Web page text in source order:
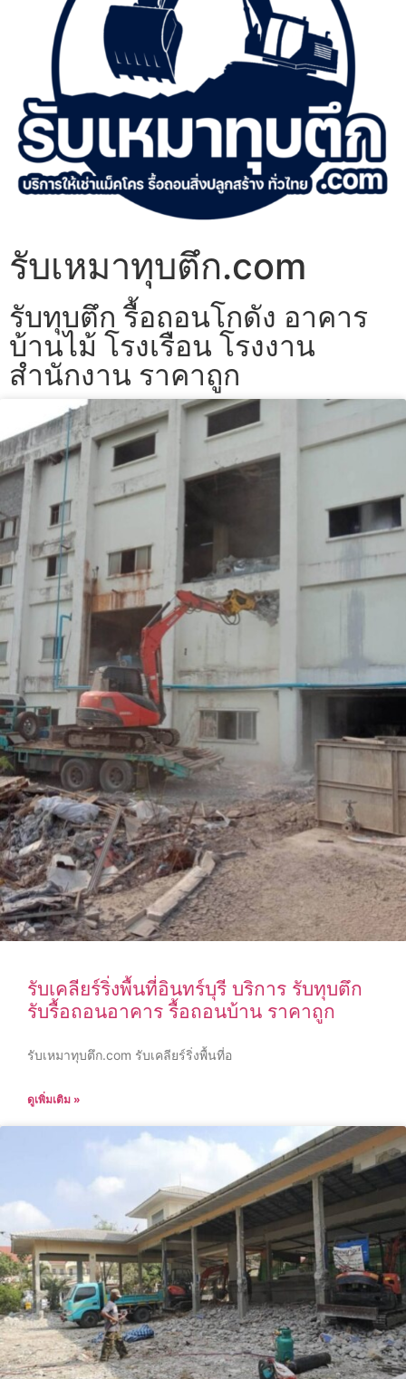
รับเหมาทุบตึก.com
รับทุบตึก รื้อถอนโกดัง อาคาร
บ้านไม้ โรงเรือน โรงงาน
สำนักงาน ราคาถูก
รับเคลียร์ริ่งพื้นที่อินทร์บุรี บริการ รับทุบตึก
รับรื้อถอนอาคาร รื้อถอนบ้าน ราคาถูก
รับเหมาทุบตึก.com รับเคลียร์ริ่งพื้นที่อ
ดูเพิ่มเติม »